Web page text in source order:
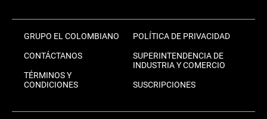
GRUPO EL COLOMBIANO
CONTÁCTANOS
TÉRMINOS Y
CONDICIONES
POLÍTICA DE PRIVACIDAD
SUPERINTENDENCIA DE
INDUSTRIA Y COMERCIO
SUSCRIPCIONES